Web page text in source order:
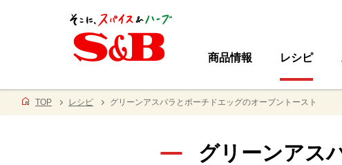
商品情報 レシピ
TOP レシピ グリーンアスパラとポーチドエッグのオーブントースト
グリーンアス